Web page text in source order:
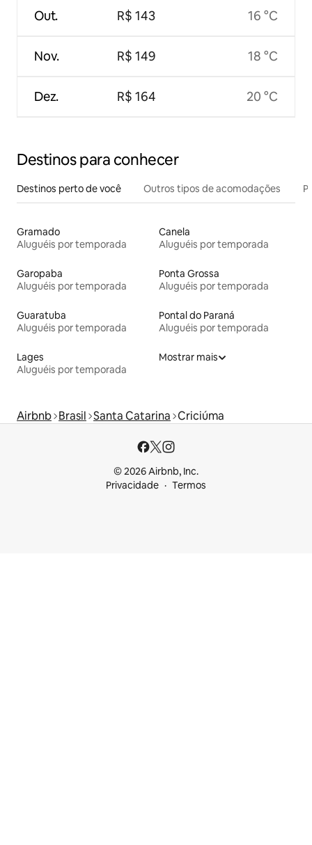
Out.
Nov.
Dez.
R$ 143
R$ 149
R$ 164
16 °C
18 °C
20 °C
Destinos para conhecer
Destinos perto de você Outros tipos de acomodações
Gramado
Aluguéis por temporada
Canela
Aluguéis por temporada
Garopaba
Aluguéis por temporada
Ponta Grossa
Aluguéis por temporada
Guaratuba
Aluguéis por temporada
Pontal do Paraná
Aluguéis por temporada
Lages
Aluguéis por temporada
Mostrar mais
Airbnb Brasil Santa Catarina Criciúma
© 2026 Airbnb, Inc.
Privacidade
Termos